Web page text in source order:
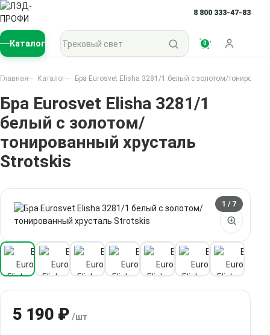
8 800 333-47-83
Каталог
Поиск по каталогу
0
Войти
Главная Каталог Бра Eurosvet Elisha 3281/1 белый с золотом/
Бра Eurosvet Elisha 3281/1
белый с золотом/
тонированный хрусталь
Strotskis
1 / 7
5 190 ₽ /шт